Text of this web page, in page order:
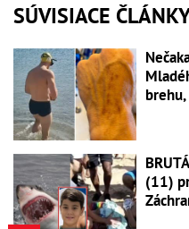
SÚVISIACE
(11)